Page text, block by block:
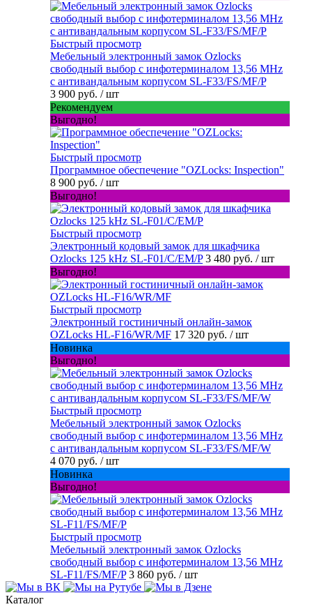
Быстрый просмотр
Мебельный электронный замок Ozlocks
свободный выбор с инфотерминалом 13,56 MHz
с антивандальным корпусом SL-F33/FS/MF/P
3 900 руб. / шт
Рекомендуем
Выгодно!
Быстрый просмотр
Программное обеспечение "OZLocks: Inspection"
8 900 руб. / шт
Выгодно!
Быстрый просмотр
Электронный кодовый замок для шкафчика
Ozlocks 125 kHz SL-F01/C/EM/P 3 480 руб. / шт
Выгодно!
Быстрый просмотр
Электронный гостиничный онлайн-замок
OZLocks HL-F16/WR/MF 17 320 руб. / шт
Новинка
Выгодно!
Быстрый просмотр
Мебельный электронный замок Ozlocks
свободный выбор с инфотерминалом 13,56 MHz
с антивандальным корпусом SL-F33/FS/MF/W
4 070 руб. / шт
Новинка
Выгодно!
Быстрый просмотр
Мебельный электронный замок Ozlocks
свободный выбор с инфотерминалом 13,56 MHz
SL-F11/FS/MF/P 3 860 руб. / шт
Каталог